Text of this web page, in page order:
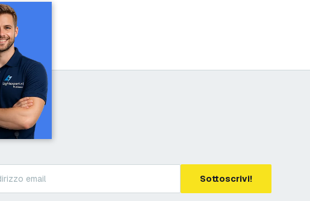
Sottoscrivi!